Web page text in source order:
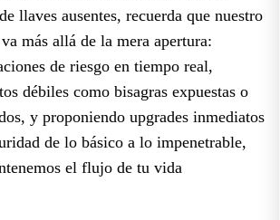
llaves ausentes, recuerda que nuestro
más allá de la mera apertura:
de riesgo en tiempo real,
débiles como bisagras expuestas o
y proponiendo upgrades inmediatos
de lo básico a lo impenetrable,
el flujo de tu vida